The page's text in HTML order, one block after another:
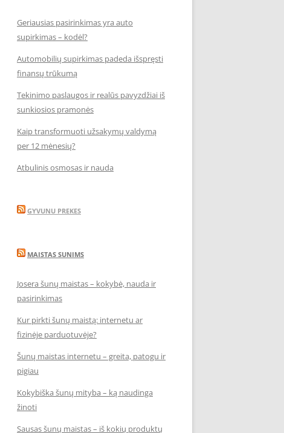
Geriausias pasirinkimas yra auto
supirkimas – kodėl?
Automobilių supirkimas padeda išspręsti
finansų trūkumą
Tekinimo paslaugos ir realūs pavyzdžiai iš
sunkiosios pramonės
Kaip transformuoti užsakymų valdymą
per 12 mėnesių?
Atbulinis osmosas ir nauda
GYVUNU PREKES
MAISTAS SUNIMS
Josera šunų maistas – kokybė, nauda ir
pasirinkimas
Kur pirkti šunų maistą: internetu ar
fizinėje parduotuvėje?
Šunų maistas internetu – greita, patogu ir
pigiau
Kokybiška šunų mityba – ką naudinga
žinoti
Sausas šunų maistas – iš kokių produktų